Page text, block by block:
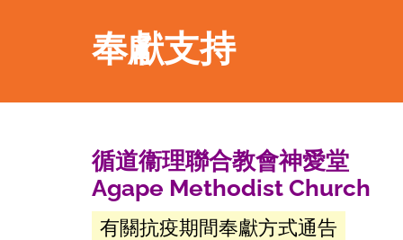
奉獻支持
循道衞理聯合教會神愛堂
Agape Methodist Church
有關抗疫期間奉獻方式通告